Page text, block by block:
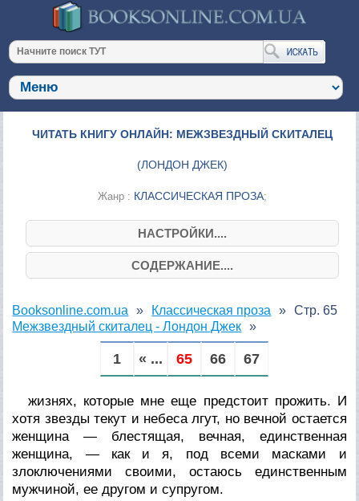
ЧИТАТЬ КНИГУ ОНЛАЙН: МЕЖЗВЕЗДНЫЙ СКИТАЛЕЦ
(ЛОНДОН ДЖЕК)
Жанр : КЛАССИЧЕСКАЯ ПРОЗА;
НАСТРОЙКИ....
СОДЕРЖАНИЕ....
Booksonline.com.ua
Классическая проза
Межзвездный скиталец - Лондон Джек
Стр. 65
1 « ... 65 66 67
жизнях, которые мне еще предстоит прожить. И
хотя звезды текут и небеса лгут, но вечной остается
женщина — блестящая, вечная, единственная
женщина, — как и я, под всеми масками и
злоключениями своими, остаюсь единственным
мужчиной, ее другом и супругом.